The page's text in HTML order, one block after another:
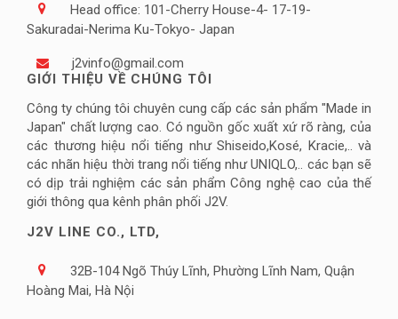
Head office: 101-Cherry House-4- 17-19-
Sakuradai-Nerima Ku-Tokyo- Japan
j2vinfo@gmail.com
GIỚI THIỆU VỀ CHÚNG TÔI
Công ty chúng tôi chuyên cung cấp các sản phẩm "Made in
Japan" chất lượng cao. Có nguồn gốc xuất xứ rõ ràng, của
các thương hiệu nổi tiếng như Shiseido,Kosé, Kracie,.. và
các nhãn hiệu thời trang nổi tiếng như UNIQLO,.. các bạn sẽ
có dịp trải nghiệm các sản phẩm Công nghệ cao của thế
giới thông qua kênh phân phối J2V.
J2V LINE CO., LTD,
32B-104 Ngõ Thúy Lĩnh, Phường Lĩnh Nam, Quận
Hoàng Mai, Hà Nội